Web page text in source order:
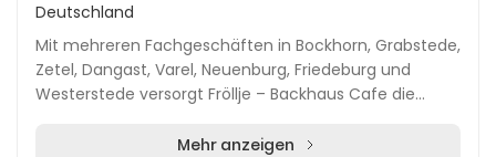
Deutschland
Mit mehreren Fachgeschäften in Bockhorn, Grabstede,
Zetel, Dangast, Varel, Neuenburg, Friedeburg und
Westerstede versorgt Fröllje – Backhaus Cafe die
Mehr anzeigen